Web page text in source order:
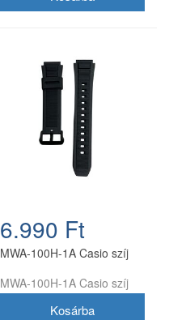
6.990 Ft
MWA-100H-1A Casio szíj
MWA-100H-1A Casio szíj